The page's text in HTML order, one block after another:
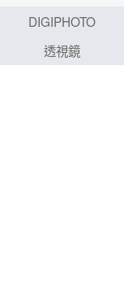
DIGIPHOTO
透視鏡